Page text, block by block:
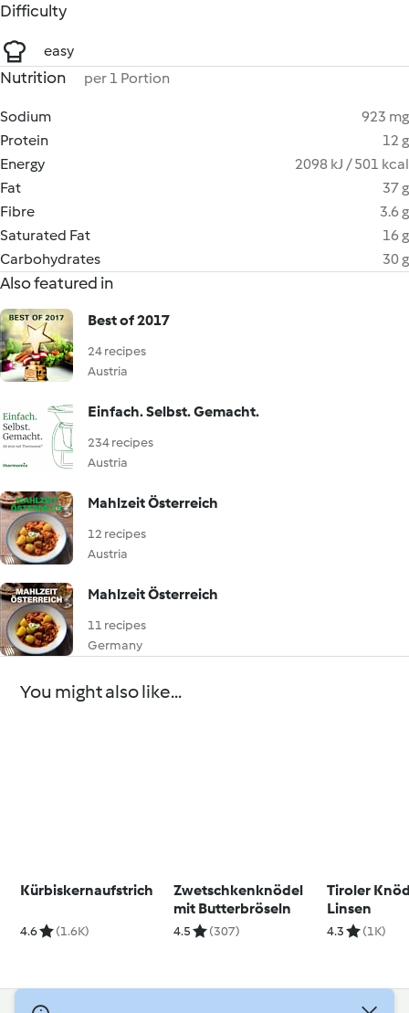
Difficulty
easy
Nutrition per 1 Portion
Sodium
923 mg
Protein
12 g
Energy
2098 kJ / 501 kcal
Fat
37 g
Fibre
3.6 g
Saturated Fat
16 g
Carbohydrates
30 g
Also featured in
Best of 2017
24 recipes
Austria
Einfach. Selbst. Gemacht.
234 recipes
Austria
Mahlzeit Österreich
12 recipes
Austria
Mahlzeit Österreich
11 recipes
Germany
You might also like...
Kürbiskernaufstrich
4.6 (1.6K)
Zwetschkenknödel
mit Butterbröseln
4.5 (307)
Tiroler
Linsen
4.3 (1K)